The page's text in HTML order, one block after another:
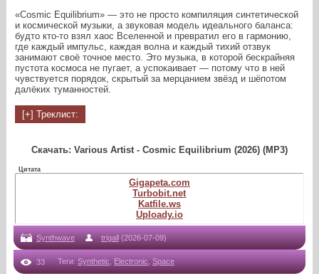
«Cosmic Equilibrium» — это не просто компиляция синтетической
и космической музыки, а звуковая модель идеального баланса:
будто кто‑то взял хаос Вселенной и превратил его в гармонию,
где каждый импульс, каждая волна и каждый тихий отзвук
занимают своё точное место. Это музыка, в которой бескрайняя
пустота космоса не пугает, а успокаивает — потому что в ней
чувствуется порядок, скрытый за мерцанием звёзд и шёпотом
далёких туманностей.
Скачать: Various Artist - Cosmic Equilibrium (2026) (MP3)
Цитата
Gigapeta.com
Turbobit.net
Katfile.ws
Uploady.io
Synthwave trigall (2026-07-09)
33 Теги: Synthetic,Electronic,Space